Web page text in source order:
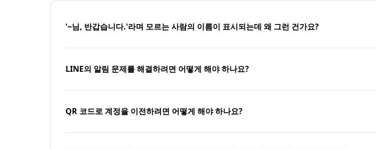
'~님, 반갑습니다.'라며 모르는 사람의 이름이 표시되는데 왜 그런 건가요?
LINE의 알림 문제를 해결하려면 어떻게 해야 하나요?
QR 코드로 계정을 이전하려면 어떻게 해야 하나요?